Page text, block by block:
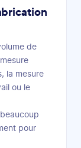
de
la mesure
ou le
pour